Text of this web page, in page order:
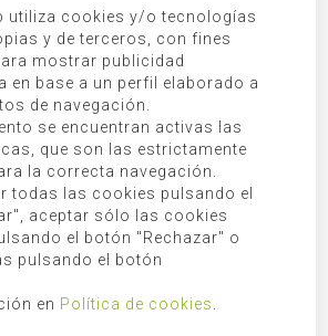
la piscina desbordante y el jacuzzi que
pensado para vivir con la compañía del
estaciones del año. Con la luz solar y el
utiliza cookies y/o tecnologías
y de terceros, con fines
mostrar publicidad
en base a un perfil elaborado a
de navegación.
se encuentran activas las
que son las estrictamente
la correcta navegación.
todas las cookies pulsando el
aceptar sólo las cookies
el botón "Rechazar" o
pulsando el botón
en Política de cookies